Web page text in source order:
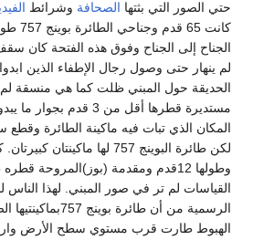
حتي الصور التي بثتها الصحافة وشرائط
الجناح إلى الجناح وفوق هذه الفتحة كان سقف
لم ينهار حتى وصول رجال الإطفاء الذين
الحديقة حول المبني ظلت كما هي منسقة
مستديرة قطرها أقل من 3
المكان الذي تبات فيه ماكينة الطائرة
القياسات لم تر في صور المبني. لهذا الناس
الرسمية من أن طائرة
الهبوط طارت قرب مستوي سطح الأرض